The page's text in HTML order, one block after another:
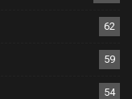
62
59
54